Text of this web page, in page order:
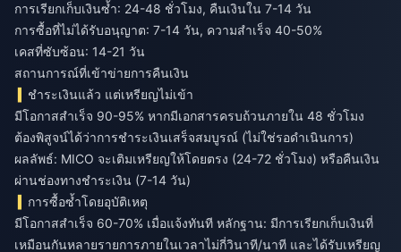
การเรียกเก็บเงินซ้ำ: 24-48 ชั่วโมง, คืนเงินใน 7-14 วัน
การซื้อที่ไม่ได้รับอนุญาต: 7-14 วัน, ความสำเร็จ 40-50%
เคสที่ซับซ้อน: 14-21 วัน
สถานการณ์ที่เข้าข่ายการคืนเงิน
ชำระเงินแล้ว แต่เหรียญไม่เข้า
มีโอกาสสำเร็จ 90-95% หากมีเอกสารครบถ้วนภายใน 48 ชั่วโมง
ต้องพิสูจน์ได้ว่าการชำระเงินเสร็จสมบูรณ์ (ไม่ใช่รอดำเนินการ)
ผลลัพธ์: MICO จะเติมเหรียญให้โดยตรง (24-72 ชั่วโมง) หรือคืนเงิน
ผ่านช่องทางชำระเงิน (7-14 วัน)
การซื้อซ้ำโดยอุบัติเหตุ
มีโอกาสสำเร็จ 60-70% เมื่อแจ้งทันที หลักฐาน: มีการเรียกเก็บเงินที่
เหมือนกันหลายรายการภายในเวลาไม่กี่วินาที/นาที และได้รับเหรียญ